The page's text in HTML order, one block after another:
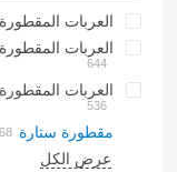
العربات
العربات
العربات
مقطورة ستارة
عرض الكل